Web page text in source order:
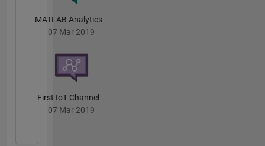
MATLAB Analytics
07 Mar 2019
First IoT Channel
07 Mar 2019